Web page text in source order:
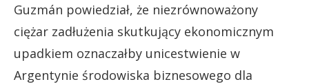
Guzmán powiedział, że niezrównoważony
ciężar zadłużenia skutkujący ekonomicznym
upadkiem oznaczałby unicestwienie w
Argentynie środowiska biznesowego dla